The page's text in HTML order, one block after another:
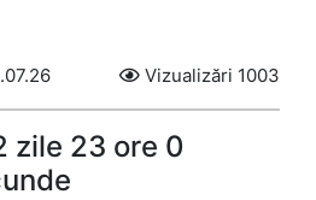
Vizualizări 1003
zile 23 ore 0